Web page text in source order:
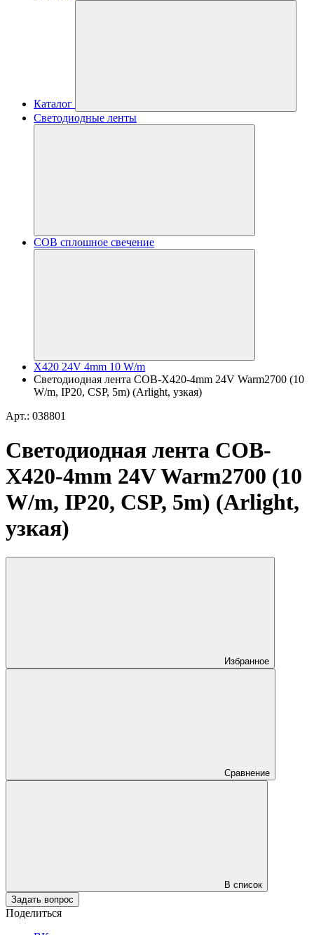
Каталог
Светодиодные ленты
COB сплошное свечение
X420 24V 4mm 10 W/m
Светодиодная лента COB-X420-4mm 24V Warm2700 (10
W/m, IP20, CSP, 5m) (Arlight, узкая)
Арт.: 038801
Светодиодная лента COB-
X420-4mm 24V Warm2700 (10
W/m, IP20, CSP, 5m) (Arlight,
узкая)
Избранное
Сравнение
В список
Задать вопрос
Поделиться